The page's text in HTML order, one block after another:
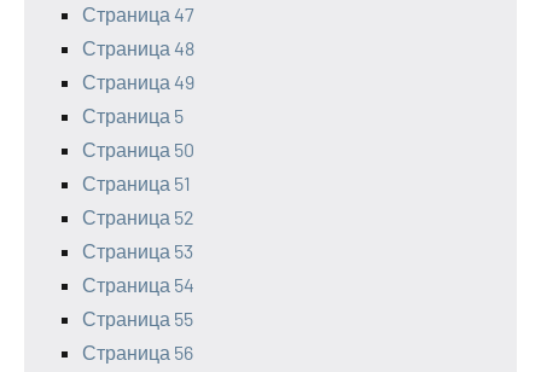
Страница 47
Страница 48
Страница 49
Страница 5
Страница 50
Страница 51
Страница 52
Страница 53
Страница 54
Страница 55
Страница 56